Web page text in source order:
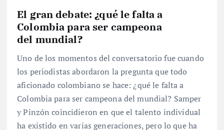
El gran debate: ¿qué le falta a
Colombia para ser campeona
del mundial?
Uno de los momentos del conversatorio fue cuando
los periodistas abordaron la pregunta que todo
aficionado colombiano se hace: ¿qué le falta a
Colombia para ser campeona del mundial? Samper
y Pinzón coincidieron en que el talento individual
ha existido en varias generaciones, pero lo que ha